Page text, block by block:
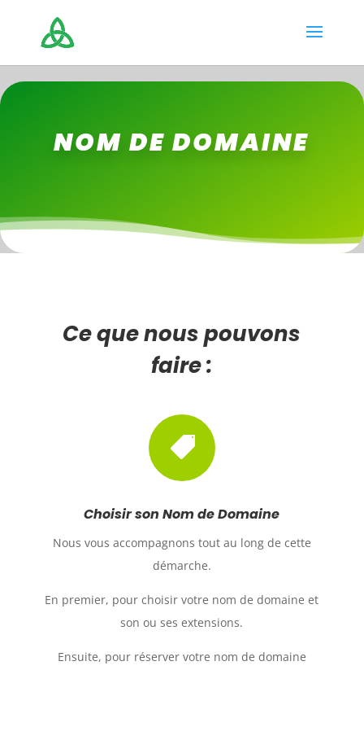
NOM DE DOMAINE
Ce que nous pouvons
faire :

Choisir son Nom de Domaine
Nous vous accompagnons tout au long de cette
démarche.
En premier, pour choisir votre nom de domaine et
son ou ses extensions.
Ensuite, pour réserver votre nom de domaine